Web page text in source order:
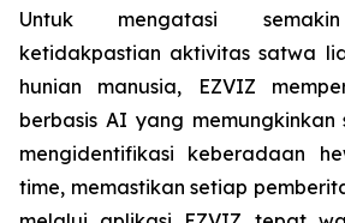
Untuk mengatasi
ketidakpastian aktivitas satwa
hunian manusia, EZVIZ
berbasis AI yang memungkinkan
mengidentifikasi keberadaan
time, memastikan setiap